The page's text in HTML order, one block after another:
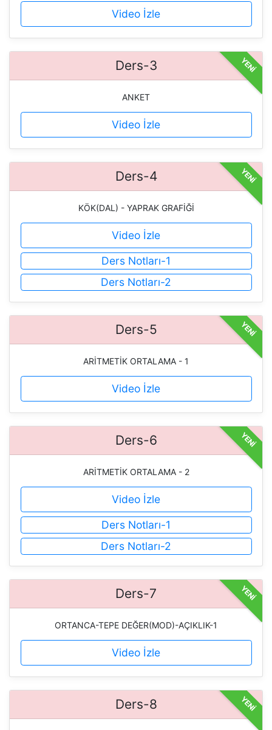
Video İzle
Ders-3 YENİ
ANKET
Video İzle
Ders-4 YENİ
KÖK(DAL) - YAPRAK GRAFİĞİ
Video İzle
Ders Notları-1
Ders Notları-2
Ders-5 YENİ
ARİTMETİK ORTALAMA - 1
Video İzle
Ders-6 YENİ
ARİTMETİK ORTALAMA - 2
Video İzle
Ders Notları-1
Ders Notları-2
Ders-7 YENİ
ORTANCA-TEPE DEĞER(MOD)-AÇIKLIK-1
Video İzle
Ders-8 YENİ